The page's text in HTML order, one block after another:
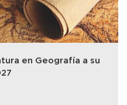
en Geografía a su